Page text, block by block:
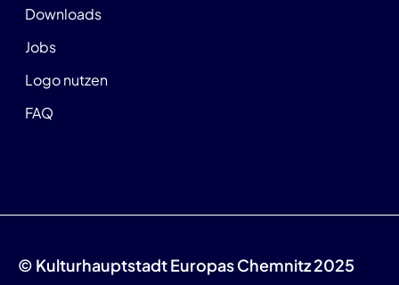
Downloads
Jobs
Logo nutzen
FAQ
© Kulturhauptstadt Europas Chemnitz 2025